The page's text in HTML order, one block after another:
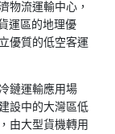
物流運輸中心，
運區的地理優
優質的低空客運
鏈運輸應用場
設中的大灣區低
由大型貨機轉用